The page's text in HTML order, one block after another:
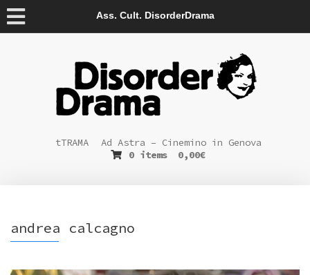
Ass. Cult. DisorderDrama
tTRAMA
Ad Astra – Cinemino in Genova
0 items
0,00€
andrea calcagno